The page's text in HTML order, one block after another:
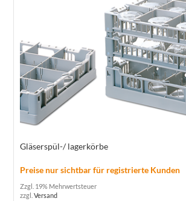
Gläserspül-/ lagerkörbe
Preise nur sichtbar für registrierte Kunden
Zzgl. 19% Mehrwertsteuer
zzgl. Versand